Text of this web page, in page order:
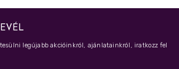
legújabb akcióinkról, ajánlatainkról, iratkozz fel